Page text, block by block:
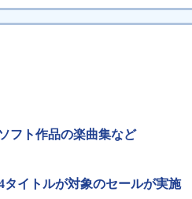
フト作品の楽曲集など
タイトルが対象のセールが実施